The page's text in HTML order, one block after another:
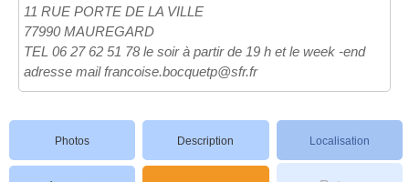
11 RUE PORTE DE LA VILLE
77990 MAUREGARD
TEL 06 27 62 51 78 le soir à partir de 19 h et le week -end
adresse mail francoise.bocquetp@sfr.fr
Photos Description Localisation